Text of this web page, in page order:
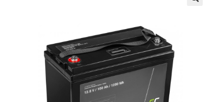
My account
Produttori